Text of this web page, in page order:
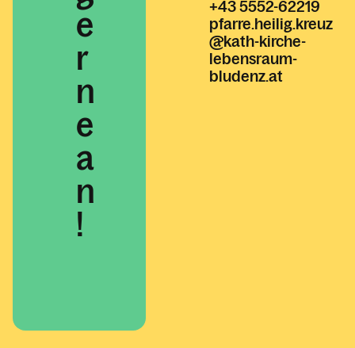
+43 5552-62219
pfarre.heilig.kreuz
@kath-kirche-
lebensraum-
bludenz.at
e
r
n
e
a
n
!